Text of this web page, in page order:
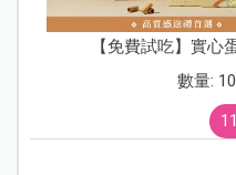
【免費試吃】實心
數量: